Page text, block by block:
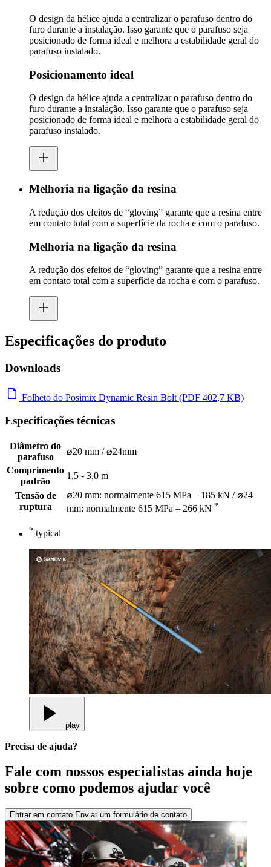
O design da hélice ajuda a centralizar o parafuso dentro do
furo durante a instalação. Isso garante que o parafuso seja
posicionado de forma ideal e melhora a estabilidade geral do
parafuso instalado.
Posicionamento ideal
O design da hélice ajuda a centralizar o parafuso dentro do
furo durante a instalação. Isso garante que o parafuso seja
posicionado de forma ideal e melhora a estabilidade geral do
parafuso instalado.
Melhoria na ligação da resina
A redução dos efeitos de “gloving” garante que a resina entre
em contato total com a superfície da rocha e com o parafuso.
Melhoria na ligação da resina
A redução dos efeitos de “gloving” garante que a resina entre
em contato total com a superfície da rocha e com o parafuso.
Especificações do produto
Downloads
Folheto do Posimix Dynamic Resin Bolt (PDF 402,7 KB)
Especificações técnicas
Diâmetro do
parafuso
⌀20 mm / ⌀24mm
Comprimento
padrão
1,5 - 3,0 m
Tensão de
ruptura
⌀20 mm: normalmente 615 MPa – 185 kN / ⌀24
mm: normalmente 615 MPa – 266 kN *
* typical
play
Precisa de ajuda?
Fale com nossos especialistas ainda hoje
sobre como podemos ajudar você
Entrar em contato Enviar um formulário de contato